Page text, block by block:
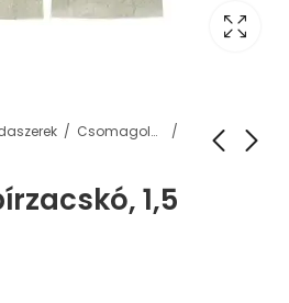
Csomagolás, tárolás
1,5